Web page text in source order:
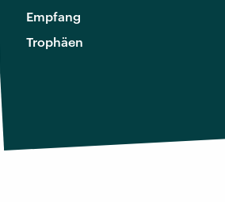
Empfang
Trophäen